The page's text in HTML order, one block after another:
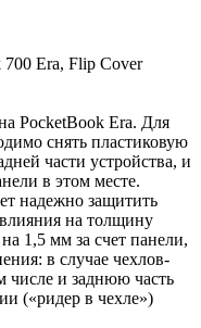
Era, Flip Cover
PocketBook Era. Для
снять пластиковую
части устройства, и
в этом месте.
надежно защитить
на толщину
1,5 мм за счет панели,
в случае чехлов-
числе и заднюю часть
(«ридер в чехле»)